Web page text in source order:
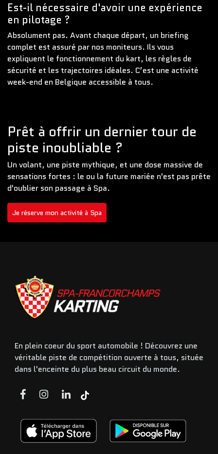
Est-il nécessaire d'avoir une expérience
en pilotage ?
Absolument pas. Avant chaque départ, un briefing
complet est assuré par nos moniteurs. Ils vous
expliquent le fonctionnement du kart, les règles de
sécurité et les trajectoires idéales. C’est une activité
week-end en Belgique accessible à tous.
Prêt à offrir un dernier tour de
piste inoubliable ?
Un volant, une piste mythique, et une dose massive de
sensations fortes : le ou la future mariée n'est pas prête
d'oublier son passage à Spa.
Je réserve mon activité à Spa
En plein coeur du sport automobile ! Découvrez une
véritable piste de compétition ouverte à tous, située
dans l'enceinte du plus beau circuit du monde.